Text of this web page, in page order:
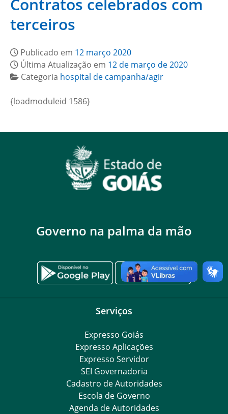
Contratos celebrados com
terceiros
Publicado em 12 março 2020
Última Atualização em 12 de março de 2020
Categoria hospital de campanha/agir
{loadmoduleid 1586}
Governo na palma da mão
Serviços
Expresso Goiás
Expresso Aplicações
Expresso Servidor
SEI Governadoria
Cadastro de Autoridades
Escola de Governo
Agenda de Autoridades